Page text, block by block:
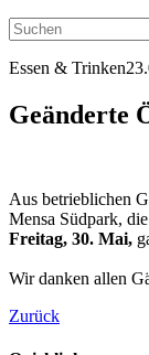
Essen & Trinken
Geänderte
Aus betrieblichen
Mensa Südpark,
Freitag, 30. Mai,
Wir danken allen
Zurück